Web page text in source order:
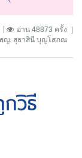
อ่าน 48873 ครั้ง
ญ. สุธาสินี บุญโสภณ
วิธี